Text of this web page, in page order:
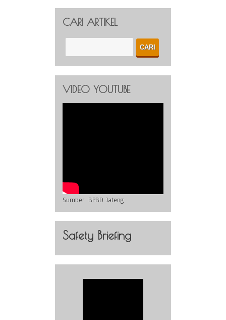
CARI ARTIKEL
VIDEO YOUTUBE
Sumber: BPBD Jateng
Safety Briefing